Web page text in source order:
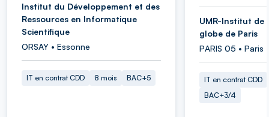
Institut du Développement et des
Ressources en Informatique
Scientifique
ORSAY • Essonne
IT en contrat CDD 8 mois BAC+5
UMR-Institut de
globe de Paris
PARIS 05 • Paris
IT en contrat CDD
BAC+3/4